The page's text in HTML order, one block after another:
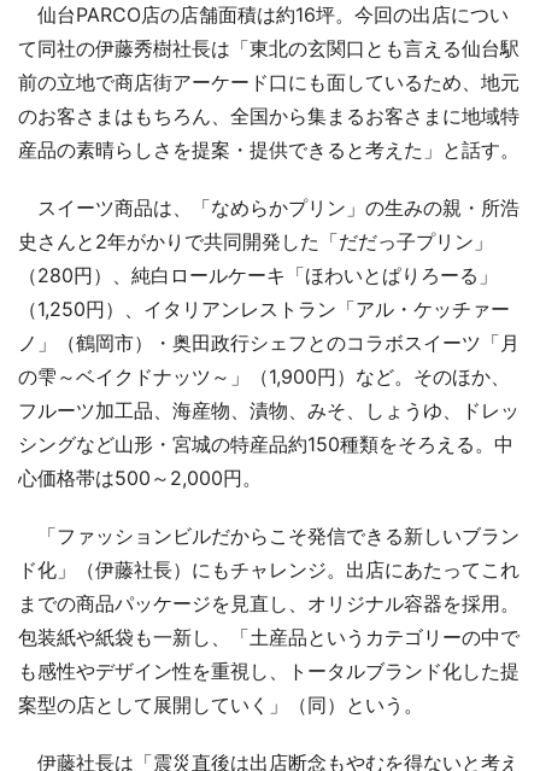
仙台PARCO店の店舗面積は約16坪。今回の出店につい
て同社の伊藤秀樹社長は「東北の玄関口とも言える仙台駅
前の立地で商店街アーケード口にも面しているため、地元
のお客さまはもちろん、全国から集まるお客さまに地域特
産品の素晴らしさを提案・提供できると考えた」と話す。
スイーツ商品は、「なめらかプリン」の生みの親・所浩
史さんと2年がかりで共同開発した「だだっ子プリン」
（280円）、純白ロールケーキ「ほわいとぱりろーる」
（1,250円）、イタリアンレストラン「アル・ケッチァー
ノ」（鶴岡市）・奥田政行シェフとのコラボスイーツ「月
の雫～ベイクドナッツ～」（1,900円）など。そのほか、
フルーツ加工品、海産物、漬物、みそ、しょうゆ、ドレッ
シングなど山形・宮城の特産品約150種類をそろえる。中
心価格帯は500～2,000円。
「ファッションビルだからこそ発信できる新しいブラン
ド化」（伊藤社長）にもチャレンジ。出店にあたってこれ
までの商品パッケージを見直し、オリジナル容器を採用。
包装紙や紙袋も一新し、「土産品というカテゴリーの中で
も感性やデザイン性を重視し、トータルブランド化した提
案型の店として展開していく」（同）という。
伊藤社長は「震災直後は出店断念もやむを得ないと考え